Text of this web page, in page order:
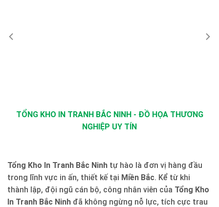
TỔNG KHO IN TRANH BẮC NINH - ĐỒ HỌA THƯƠNG
NGHIỆP UY TÍN
Tổng Kho In Tranh Bắc Ninh tự hào là đơn vị hàng đầu
trong lĩnh vực in ấn, thiết kế tại Miền Bắc. Kể từ khi
thành lập, đội ngũ cán bộ, công nhân viên của Tổng Kho
In Tranh Bắc Ninh đã không ngừng nỗ lực, tích cực trau